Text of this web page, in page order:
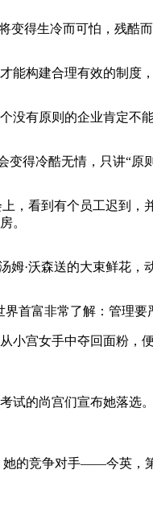
变得生冷而可怕，残酷
能构建合理有效的制度
没有原则的企业肯定不
变得冷酷无情，只讲“原
，看到有个员工迟到
。
姆·沃森送的大束鲜花，
首富非常了解：管理要
小宫女手中夺回面粉，
试的尚宫们宣布她落
的竞争对手——今英，